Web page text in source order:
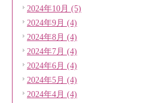
2024年10月 (5)
2024年9月 (4)
2024年8月 (4)
2024年7月 (4)
2024年6月 (4)
2024年5月 (4)
2024年4月 (4)